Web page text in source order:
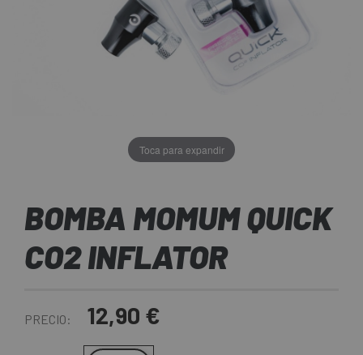
Toca para expandir
BOMBA MOMUM QUICK
CO2 INFLATOR
PRECIO: 12,90 €